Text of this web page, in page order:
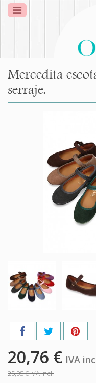
Mercedita
serraje.
20,76 € IVA
25,95 €IVA incl.